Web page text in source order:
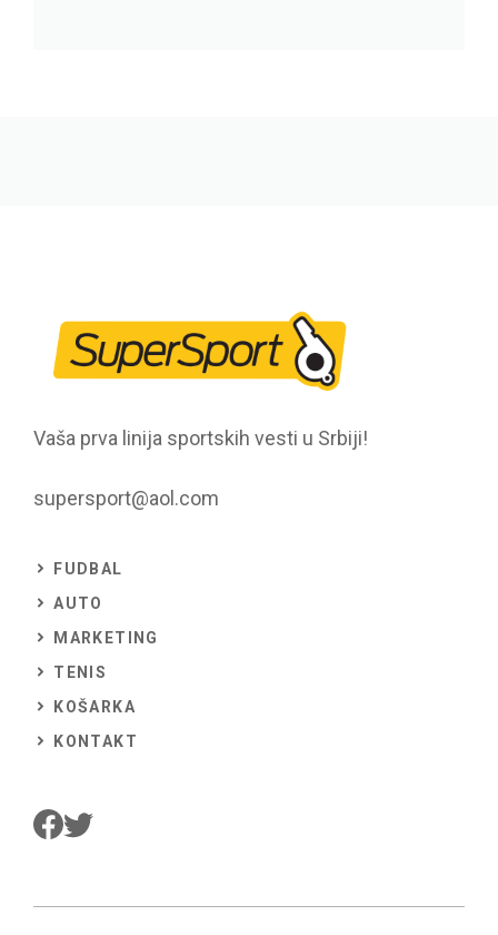
Vaša prva linija sportskih vesti u Srbiji!
supersport@aol.com
FUDBAL
AUTO
MARKETING
TENIS
KOŠARKA
KONTAKT